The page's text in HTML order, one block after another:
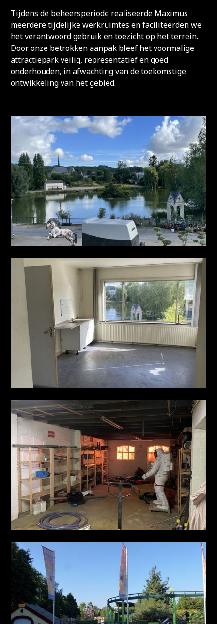
Tijdens de beheersperiode realiseerde Maximus
meerdere tijdelijke werkruimtes en faciliteerden we
het verantwoord gebruik en toezicht op het terrein.
Door onze betrokken aanpak bleef het voormalige
attractiepark veilig, representatief en goed
onderhouden, in afwachting van de toekomstige
ontwikkeling van het gebied.